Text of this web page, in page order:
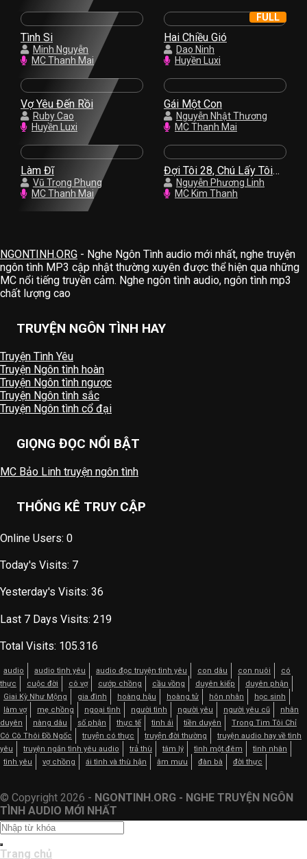
Tình Si
Minh Nguyễn
MC Thanh Mai
Hai Chiều Gió
Dao Ninh
Huyền Luxi
FULL
Vợ Yêu Đến Rồi
Ruby Cao
Huyền Luxi
Gái Một Con
Nguyễn Nhật Thương
MC Thanh Mai
Làm Đĩ
Vũ Trọng Phụng
MC Thanh Mai
Đợi Tôi 28, Chú Lấy Tôi
NhéNguyễn Phương Linh
MC Kim Thanh
NGONTINH.ORG - Nghe Ngôn Tình audio mới nhất, nghe truyện
ngôn tình MP3 cập nhật thường xuyên được thể hiện qua những
MC nổi tiếng truyền cảm. Nghe ngôn tình audio, ngôn tình mp3
chất lượng cao
TRUYỆN NGÔN TÌNH HAY
Truyện Tình Yêu
Truyện Ngôn tình hoàn
Truyện Ngôn tình ngược
Truyện Ngôn tình sắc
Truyện Ngôn tình cổ đại
GIỌNG ĐỌC NỔI BẬT
MC Bảo Linh truyện ngôn tình
THỐNG KÊ TRUY CẬP
Online Users: 0
Today's Visits: 7
Yesterday's Visits: 36
Last 7 Days Visits: 219
Total Visits: 105.316
audio audio tình yêu audio đọc truyện tình yêu con dâu con nuôi
có
thực
cuộc đời cô vợ cướp chồng cầu vồng duyên kiếp
duyên phận
Giai Kỳ Như Mộng
gia đình hoàng hậu hoàng tử hôn nhân
học sinh
làm vợ
mẹ chồng ngoại tình người tình người yêu người yêu cũ
nhân
duyên
nàng dâu số phận thực tế tình ái tiền duyên
Trong Tim Tôi Chỉ
Có Cô Thôi Đồ Ngốc
truyện có thực truyện đời thường
truyện audio hay về tình
yêu
truyện ngắn tình yêu audio trả thù tâm lý tình một đêm
tình nhân
tình yêu
vợ chồng ái tình và thù hận âm mưu đàn bà đời thực
© Copyright 2026 - NGONTINH.ORG - NGHE TRUYỆN NGÔN
TÌNH AUDIO MỚI NHẤT
Trang chủ